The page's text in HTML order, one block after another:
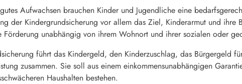
Aufwachsen brauchen Kinder und Jugendliche eine
der Kindergrundsicherung vor allem das Ziel, Kinderarmut und ihre
unabhängig von ihrem Wohnort und ihrer sozialen oder
führt das Kindergeld, den Kinderzuschlag, das Bürgergeld
zusammen. Sie soll aus einem einkommensunabhängigen
Haushalten bestehen.